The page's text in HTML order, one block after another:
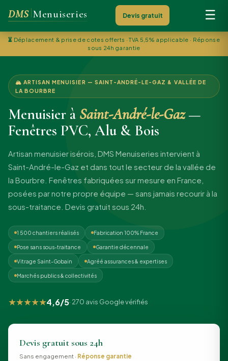
DMS Menuiseries Devis gratuit ☰
⏳ Déplacement & prise de cotes offerts · TVA 5,5% applicable · Réponse
sous 24h garantie
🏔 ARTISAN MENUISIER — SAINT-ANDRÉ-LE-GAZ & VALLÉE DE
LA BOURBRE
Menuisier à Saint-André-le-Gaz—
Fenêtres PVC, Alu & Bois
Artisan menuisier isérois, DMS Menuiseries intervient à
Saint-André-le-Gaz et dans tout le secteur de la vallée de
la Bourbre. Fenêtres fabriquées sur mesure en France,
posées par notre propre équipe — sans jamais recourir à la
sous-traitance. Devis gratuit sous 24h.
1 500 chantiers réalisés Fabrication 100% France
Pose sans sous-traitance Garantie décennale
Vitrage Saint-Gobain Agréé assurances & expertises
Marchés publics & collectivités
★★★★★4,6/5· 270 avis Google vérifiés
Devis gratuit sous 24h
Sans engagement · Réponse garantie